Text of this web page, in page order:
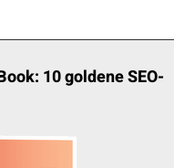
10 goldene SEO-